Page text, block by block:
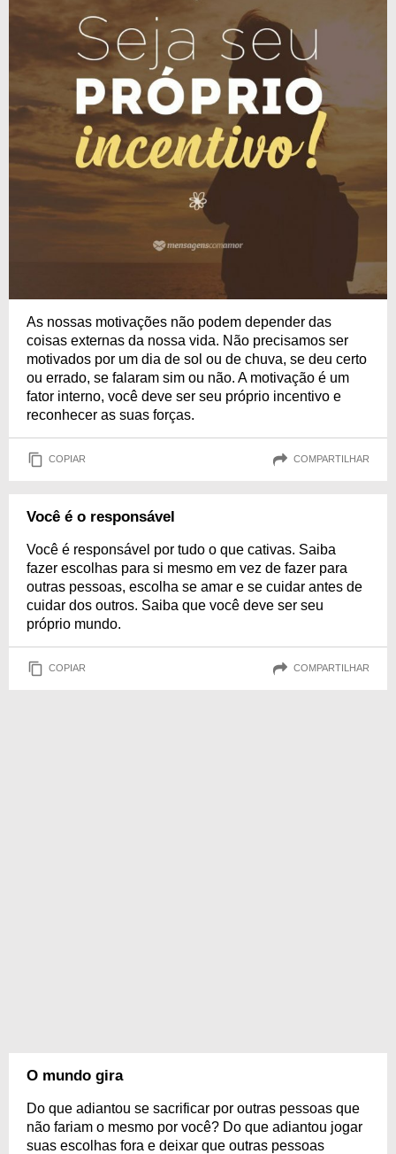
As nossas motivações não podem depender das
coisas externas da nossa vida. Não precisamos ser
motivados por um dia de sol ou de chuva, se deu certo
ou errado, se falaram sim ou não. A motivação é um
fator interno, você deve ser seu próprio incentivo e
reconhecer as suas forças.
COPIAR COMPARTILHAR
Você é o responsável
Você é responsável por tudo o que cativas. Saiba
fazer escolhas para si mesmo em vez de fazer para
outras pessoas, escolha se amar e se cuidar antes de
cuidar dos outros. Saiba que você deve ser seu
próprio mundo.
COPIAR COMPARTILHAR
O mundo gira
Do que adiantou se sacrificar por outras pessoas que
não fariam o mesmo por você? Do que adiantou jogar
suas escolhas fora e deixar que outras pessoas